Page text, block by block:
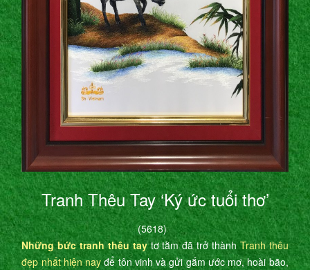
Tranh Thêu Tay ‘Ký ức tuổi thơ’
(5618)
Những bức tranh thêu taytơ tằm đã trở thànhTranh thêu
đẹp nhất hiện nayđể tôn vinh và gửi gắm ước mơ, hoài bão,